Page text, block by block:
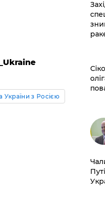
України з Росією